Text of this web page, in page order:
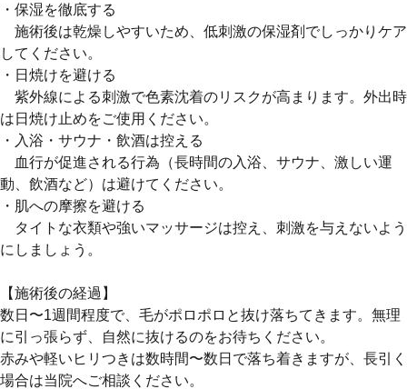
・保湿を徹底する
施術後は乾燥しやすいため、低刺激の保湿剤でしっかりケア
してください。
・日焼けを避ける
紫外線による刺激で色素沈着のリスクが高まります。外出時
は日焼け止めをご使用ください。
・入浴・サウナ・飲酒は控える
血行が促進される行為（長時間の入浴、サウナ、激しい運
動、飲酒など）は避けてください。
・肌への摩擦を避ける
タイトな衣類や強いマッサージは控え、刺激を与えないよう
にしましょう。
【施術後の経過】
数日〜1週間程度で、毛がポロポロと抜け落ちてきます。無理
に引っ張らず、自然に抜けるのをお待ちください。
赤みや軽いヒリつきは数時間〜数日で落ち着きますが、長引く
場合は当院へご相談ください。